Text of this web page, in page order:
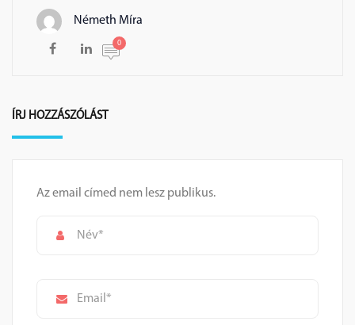
Németh Míra
0
ÍRJ HOZZÁSZÓLÁST
Az email címed nem lesz publikus.